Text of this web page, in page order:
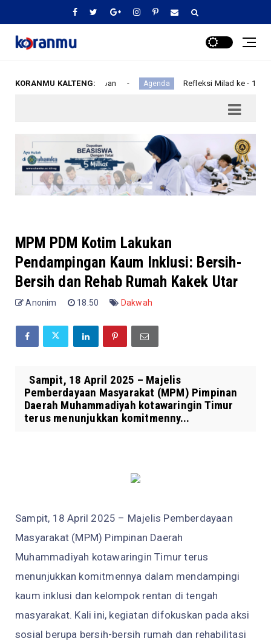
KORANMU KALTENG:
Penjaga Peradaban Agenda Refleksi Milad ke - 16 RS Islam
MPM PDM Kotim Lakukan
Pendampingan Kaum Inklusi: Bersih-
Bersih dan Rehab Rumah Kakek Utar
Anonim 18.50 Dakwah
Sampit, 18 April 2025 – Majelis
Pemberdayaan Masyarakat (MPM) Pimpinan
Daerah Muhammadiyah kotawaringin Timur
terus menunjukkan komitmenny...
Sampit, 18 April 2025 – Majelis Pemberdayaan
Masyarakat (MPM) Pimpinan Daerah
Muhammadiyah kotawaringin Timur terus
menunjukkan komitmennya dalam mendampingi
kaum inklusi dan kelompok rentan di tengah
masyarakat. Kali ini, kegiatan difokuskan pada aksi
sosial berupa bersih-bersih rumah dan rehabilitasi